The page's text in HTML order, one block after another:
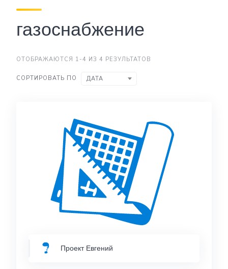
газоснабжение
ОТОБРАЖАЮТСЯ 1-4 ИЗ 4 РЕЗУЛЬТАТОВ
СОРТИРОВАТЬ ПО ДАТА
Проект Евгений